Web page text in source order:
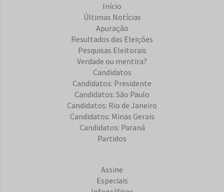
Início
Últimas Notícias
Apuração
Resultados das Eleições
Pesquisas Eleitorais
Verdade ou mentira?
Candidatos
Candidatos: Presidente
Candidatos: São Paulo
Candidatos: Rio de Janeiro
Candidatos: Minas Gerais
Candidatos: Paraná
Partidos
Assine
Especiais